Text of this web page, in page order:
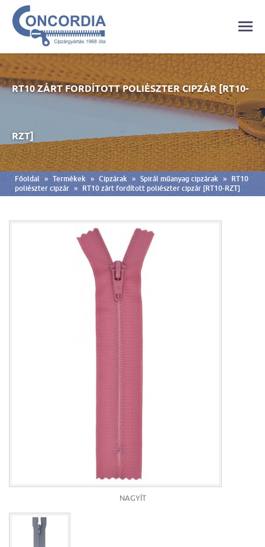
RT10 ZÁRT FORDÍTOTT POLIÉSZTER CIPZÁR [RT10-
RZT]
Főoldal » Termékek » Cipzárak » Spirál műanyag cipzárak » RT10
poliészter cipzár » RT10 zárt fordított poliészter cipzár [RT10-RZT]
NAGYÍT